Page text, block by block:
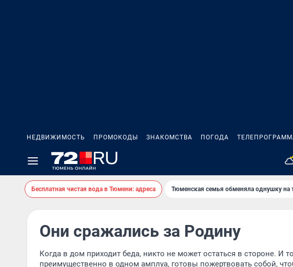
НЕДВИЖИМОСТЬ ПРОМОКОДЫ ЗНАКОМСТВА ПОГОДА
Бесплатная чистая вода в Тюмени: адреса Тюменская семья обменяла однушку на
Они сражались за Родину
Когда в дом приходит беда, никто не может остаться в стороне.
преимущественно в одном амплуа, готовы пожертвовать собой,